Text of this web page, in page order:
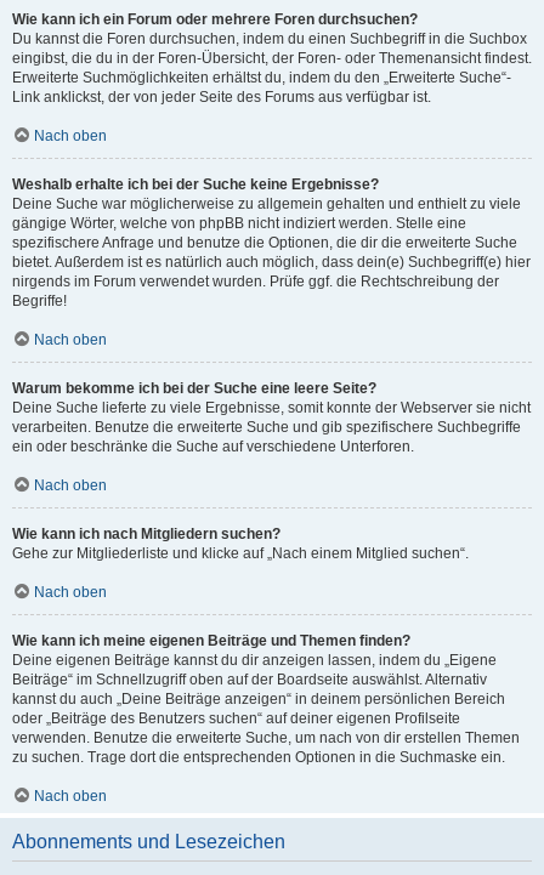
Wie kann ich ein Forum oder mehrere Foren durchsuchen?
Du kannst die Foren durchsuchen, indem du einen Suchbegriff in die Suchbox
eingibst, die du in der Foren-Übersicht, der Foren- oder Themenansicht findest.
Erweiterte Suchmöglichkeiten erhältst du, indem du den „Erweiterte Suche“-
Link anklickst, der von jeder Seite des Forums aus verfügbar ist.
Nach oben
Weshalb erhalte ich bei der Suche keine Ergebnisse?
Deine Suche war möglicherweise zu allgemein gehalten und enthielt zu viele
gängige Wörter, welche von phpBB nicht indiziert werden. Stelle eine
spezifischere Anfrage und benutze die Optionen, die dir die erweiterte Suche
bietet. Außerdem ist es natürlich auch möglich, dass dein(e) Suchbegriff(e) hier
nirgends im Forum verwendet wurden. Prüfe ggf. die Rechtschreibung der
Begriffe!
Nach oben
Warum bekomme ich bei der Suche eine leere Seite?
Deine Suche lieferte zu viele Ergebnisse, somit konnte der Webserver sie nicht
verarbeiten. Benutze die erweiterte Suche und gib spezifischere Suchbegriffe
ein oder beschränke die Suche auf verschiedene Unterforen.
Nach oben
Wie kann ich nach Mitgliedern suchen?
Gehe zur Mitgliederliste und klicke auf „Nach einem Mitglied suchen“.
Nach oben
Wie kann ich meine eigenen Beiträge und Themen finden?
Deine eigenen Beiträge kannst du dir anzeigen lassen, indem du „Eigene
Beiträge“ im Schnellzugriff oben auf der Boardseite auswählst. Alternativ
kannst du auch „Deine Beiträge anzeigen“ in deinem persönlichen Bereich
oder „Beiträge des Benutzers suchen“ auf deiner eigenen Profilseite
verwenden. Benutze die erweiterte Suche, um nach von dir erstellen Themen
zu suchen. Trage dort die entsprechenden Optionen in die Suchmaske ein.
Nach oben
Abonnements und Lesezeichen